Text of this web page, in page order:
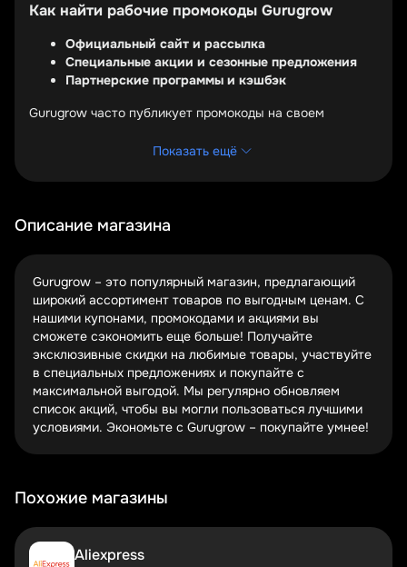
Как найти рабочие промокоды Gurugrow
Официальный сайт и рассылка
Специальные акции и сезонные предложения
Партнерские программы и кэшбэк
Gurugrow часто публикует промокоды на своем
на новости бренда, чтобы первыми узнавать о новых
выгодных предложений без лишних усилий.
Сезонные распродажи, праздничные акции и
специальные предложения – отличный шанс
сэкономить. Черная пятница, Новый год или годовщина
магазина – в такие периоды скидки могут достигать
50% и более. Следите за календарем акций!
Некоторые сервисы кэшбэка и партнерские программы
предлагают дополнительные бонусы при покупках в
Gurugrow. Комбинируя их с промокодами, вы можете
получить двойную выгоду. Проверяйте условия
сотрудничества магазина с популярными платформами.
Как активировать купоны Gurugrow
Типичные ошибки при вводе кодов
Активировать промокод в Gurugrow просто: добавьте
Показать ещё
Описание магазина
Gurugrow – это популярный магазин, предлагающий
широкий ассортимент товаров по выгодным ценам. С
нашими купонами, промокодами и акциями вы
сможете сэкономить еще больше! Получайте
эксклюзивные скидки на любимые товары, участвуйте
в специальных предложениях и покупайте с
максимальной выгодой. Мы регулярно обновляем
список акций, чтобы вы могли пользоваться лучшими
условиями. Экономьте с Gurugrow – покупайте умнее!
Похожие магазины
Aliexpress